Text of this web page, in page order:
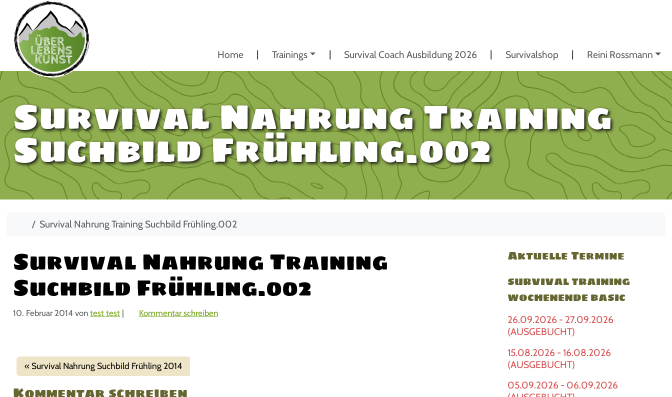
Home Trainings Survival Coach Ausbildung 2026 Survivalshop Reini Rossmann
Survival Nahrung Training
Suchbild Frühling.002
StartSurvival Nahrung Training Suchbild Frühling.002
Survival Nahrung Training
Suchbild Frühling.002
10. Februar 2014 vontest test | Kommentar schreiben
Survival Nahrung Suchbild Frühling 2014
Kommentar schreiben
Aktuelle Termine
SURVIVAL TRAINING
WOCHENENDE BASIC
26.09.2026 - 27.09.2026
(AUSGEBUCHT)
15.08.2026 - 16.08.2026
(AUSGEBUCHT)
05.09.2026 - 06.09.2026